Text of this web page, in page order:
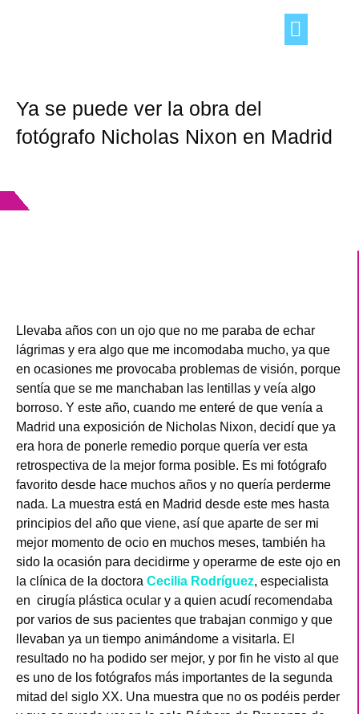
Ya se puede ver la obra del
fotógrafo Nicholas Nixon en Madrid
Llevaba años con un ojo que no me paraba de echar
lágrimas y era algo que me incomodaba mucho, ya que
en ocasiones me provocaba problemas de visión, porque
sentía que se me manchaban las lentillas y veía algo
borroso. Y este año, cuando me enteré de que venía a
Madrid una exposición de Nicholas Nixon, decidí que ya
era hora de ponerle remedio porque quería ver esta
retrospectiva de la mejor forma posible. Es mi fotógrafo
favorito desde hace muchos años y no quería perderme
nada. La muestra está en Madrid desde este mes hasta
principios del año que viene, así que aparte de ser mi
mejor momento de ocio en muchos meses, también ha
sido la ocasión para decidirme y operarme de este ojo en
la clínica de la doctora Cecilia Rodríguez, especialista
en cirugía plástica ocular y a quien acudí recomendaba
por varios de sus pacientes que trabajan conmigo y que
llevaban ya un tiempo animándome a visitarla. El
resultado no ha podido ser mejor, y por fin he visto al que
es uno de los fotógrafos más importantes de la segunda
mitad del siglo XX. Una muestra que no os podéis perder